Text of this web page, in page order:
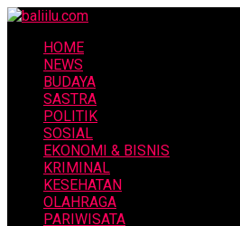
HOME
NEWS
BUDAYA
SASTRA
POLITIK
SOSIAL
EKONOMI & BISNIS
KRIMINAL
KESEHATAN
OLAHRAGA
PARIWISATA